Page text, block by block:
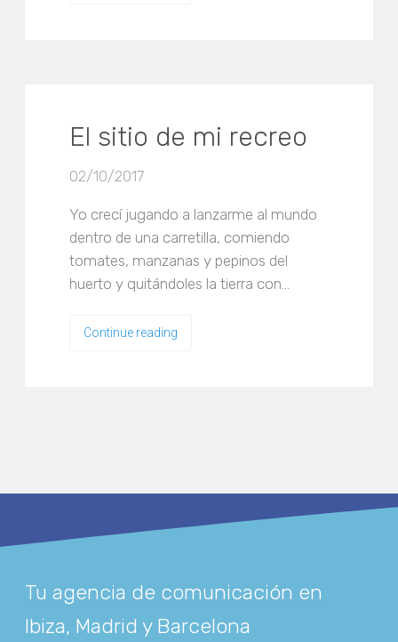
El sitio de mi recreo
02/10/2017
Yo crecí jugando a lanzarme al mundo
dentro de una carretilla, comiendo
tomates, manzanas y pepinos del
huerto y quitándoles la tierra con…
Continue reading
Tu agencia de comunicación en
Ibiza, Madrid y Barcelona